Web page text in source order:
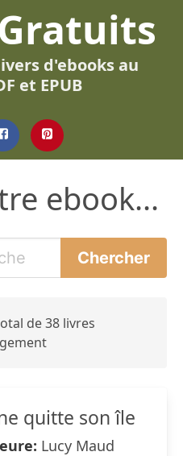
d'ebooks au
et EPUB
ebook...
de 38 livres
quitte son île
Lucy Maud